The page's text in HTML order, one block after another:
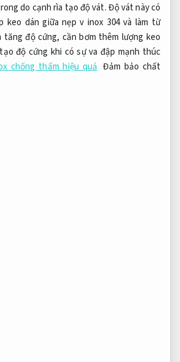
do cạnh rìa tạo độ vát. Độ vát này có
keo dán giữa nẹp v inox 304 và làm từ
tăng độ cứng, cần bơm thêm lượng keo
độ cứng khi có sự va đập mạnh thúc
chống thấm hiệu quả Đảm bảo chất